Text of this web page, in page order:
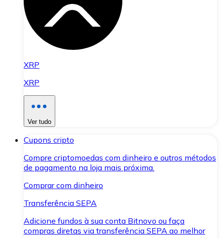
XRP
XRP
Ver tudo
Cupons cripto
Compre criptomoedas com dinheiro e outros métodos
de pagamento na loja mais próxima.
Comprar com dinheiro
Transferência SEPA
Adicione fundos à sua conta Bitnovo ou faça
compras diretas via transferência SEPA ao melhor